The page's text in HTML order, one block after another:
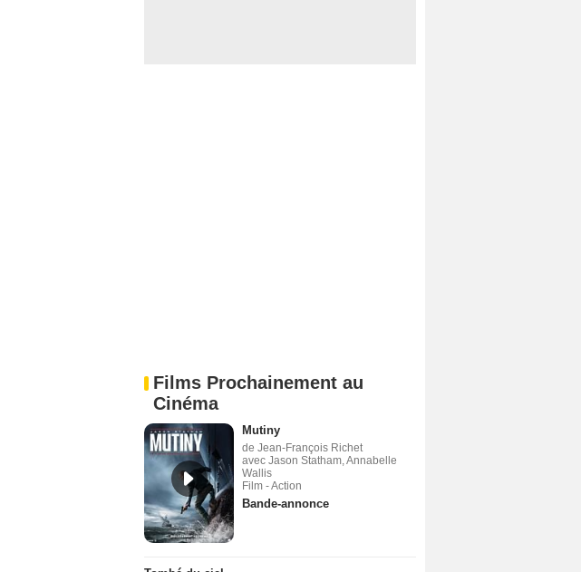
Films Prochainement au
Cinéma
Mutiny
de Jean-François Richet
avec Jason Statham, Annabelle
Wallis
Film - Action
Bande-annonce